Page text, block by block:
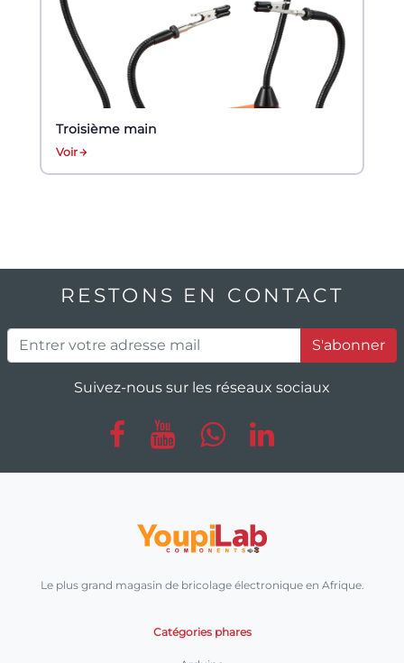
Troisième main
Voir
RESTONS EN CONTACT
S'abonner
Suivez-nous sur les réseaux sociaux
Le plus grand magasin de bricolage électronique en Afrique.
Catégories phares